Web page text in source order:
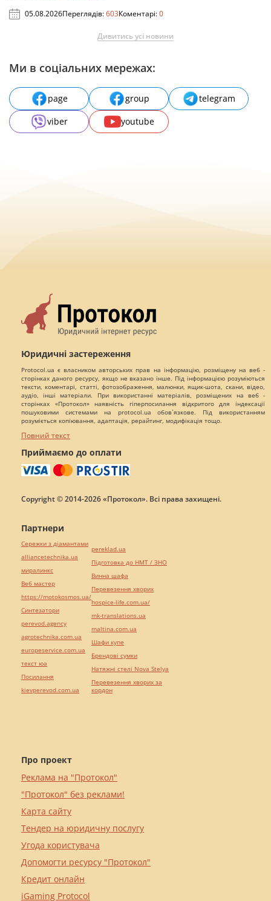
05.08.2026Переглядів:603Коментарі:0
Дивитись усі новини
Ми в соціальних мережах:
page group
telegram
viber
youtube
Юридичні застереження
Protocol.ua є власником авторських прав на інформацію, розміщену на веб -
сторінках даного ресурсу, якщо не вказано інше. Під інформацією розуміються
тексти, коментарі, статті, фотозображення, малюнки, ящик-шота, скани, відео,
аудіо, інші матеріали. При використанні матеріалів, розміщених на веб -
сторінках «Протокол» наявність гіперпосилання відкритого для індексації
пошуковими системами на protocol.ua обов`язкове. Під використанням
розуміється копіювання, адаптація, рерайтинг, модифікація тощо.
Повний текст
Приймаємо до оплати
Copyright © 2014-2026 «Протокол». Всі права захищені.
Про проект
Реклама на "Протокол"
"Протокол" без реклами!
Карта сайту
Тендер на юридичну послугу
Угода користувача
Допомогти ресурсу "Протокол"
Кредит онлайн
iGaming Protocol
Партнери
Сережки з діамантами
alliancetechnika.ua
миралинкс
Веб мастер
https://motokosmos.ua/
Синтезатори
perevod.agency
agrotechnika.com.ua
europeservice.com.ua
текст юа
Посилання
kievperevod.com.ua
pereklad.ua
Підготовка до НМТ / ЗНО
Винна шафа
Перевезення хворих
hospice-life.com.ua/
mk-translations.ua
maltina.com.ua
Шафи купе
Брендові сумки
Натяжні стелі Nova Stelya
Перевезення хворих за
кордон